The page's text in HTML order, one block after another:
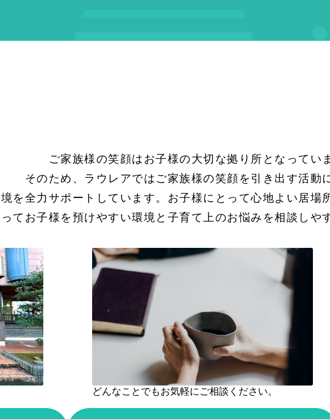
ご家族様の笑顔はお子様の大切な拠り所となってい
そのため、ラウレアではご家族様の笑顔を引き出す活動
を全力サポートしています。お子様にとって心地よい居場
てお子様を預けやすい環境と子育て上のお悩みを相談しや
どんなことでもお気軽にご相談ください。